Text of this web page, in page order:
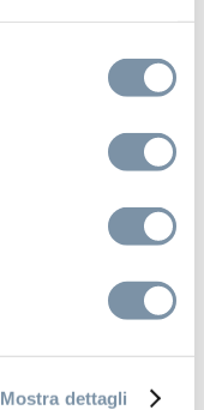
Mostra dettagli